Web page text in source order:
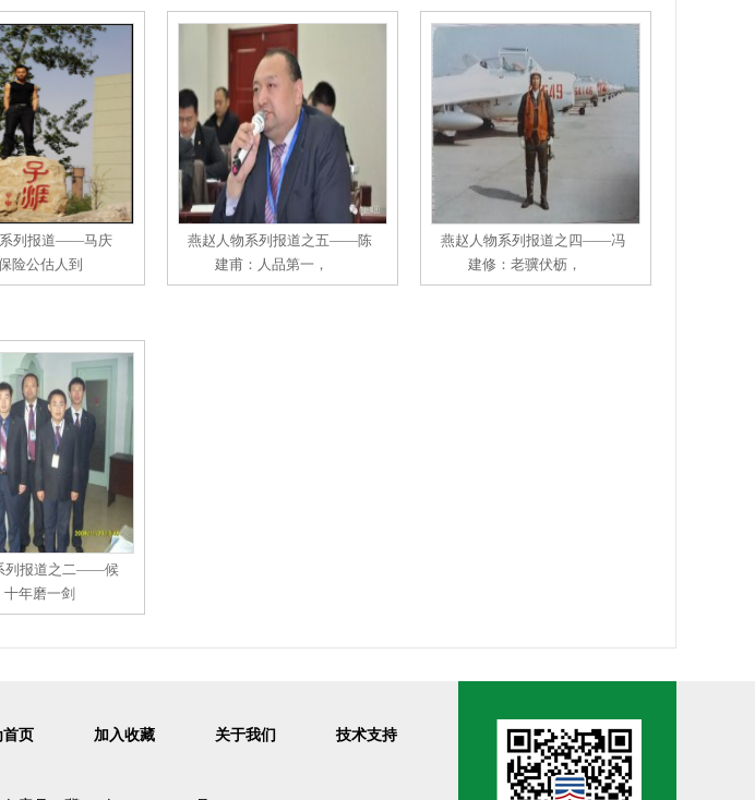
列报道——马庆
险公估人到
燕赵人物系列报道之五——陈
建甫：人品第一，
燕赵人物系列报道之四——冯
建修：老骥伏枥，
列报道之二——候
年磨一剑
首页 加入收藏 关于我们 技术支持